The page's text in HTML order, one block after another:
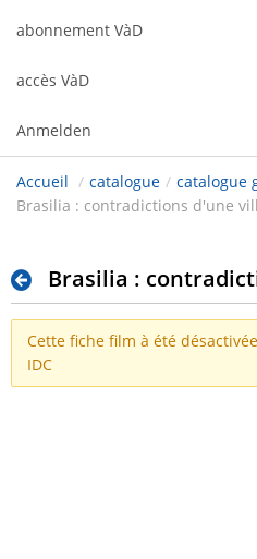
abonnement VàD
accès VàD
Anmelden
Accueil / catalogue / catalogue
Brasilia : contradictions d'une
Cette fiche film à été
IDC